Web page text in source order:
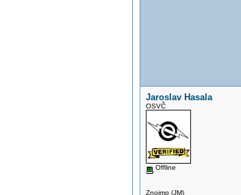
Jaroslav Hasala
OSVČ
Offline
Znojmo (JM)